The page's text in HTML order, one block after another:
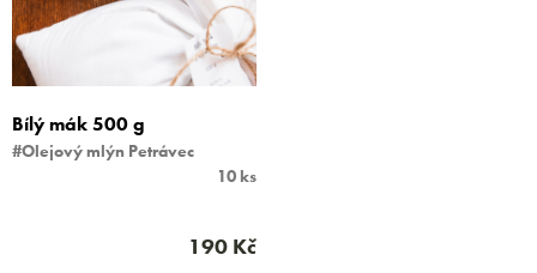
Bílý mák 500 g
#Olejový mlýn Petrávec
10 ks
190 Kč